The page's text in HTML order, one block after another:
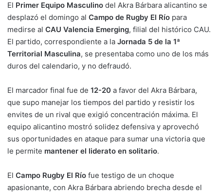
El Primer Equipo Masculino del Akra Bárbara alicantino se
desplazó el domingo al Campo de Rugby El Río para
medirse al CAU Valencia Emerging, filial del histórico CAU.
El partido, correspondiente a la Jornada 5 de la 1ª
Territorial Masculina, se presentaba como uno de los más
duros del calendario, y no defraudó.
El marcador final fue de 12-20 a favor del Akra Bárbara,
que supo manejar los tiempos del partido y resistir los
envites de un rival que exigió concentración máxima. El
equipo alicantino mostró solidez defensiva y aprovechó
sus oportunidades en ataque para sumar una victoria que
le permite mantener el liderato en solitario.
El Campo Rugby El Río fue testigo de un choque
apasionante, con Akra Bárbara abriendo brecha desde el